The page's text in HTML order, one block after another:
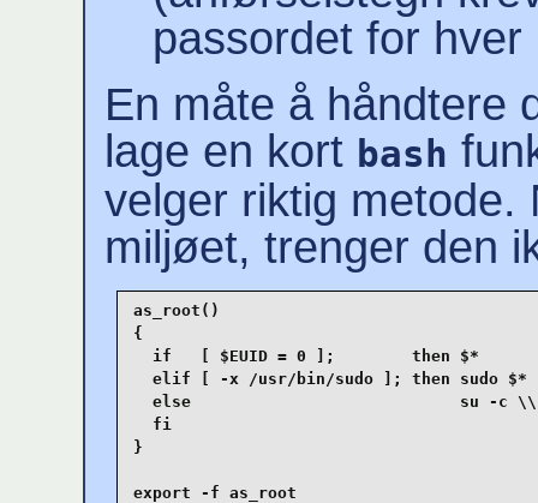
passordet for
En måte å håndtere
lage en kort bash
velger riktig metode.
miljøet, trenger den
as_root()
{
  if   [ $EUID = 0 ];        then $*
  elif [ -x /usr/bin/sudo ]; then sudo $*
else                            su -c
  fi
}
export -f as_root